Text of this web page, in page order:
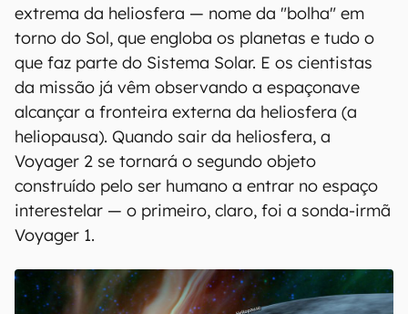
extrema da heliosfera — nome da "bolha" em
torno do Sol, que engloba os planetas e tudo o
que faz parte do Sistema Solar. E os cientistas
da missão já vêm observando a espaçonave
alcançar a fronteira externa da heliosfera (a
heliopausa). Quando sair da heliosfera, a
Voyager 2 se tornará o segundo objeto
construído pelo ser humano a entrar no espaço
interestelar — o primeiro, claro, foi a sonda-irmã
Voyager 1.